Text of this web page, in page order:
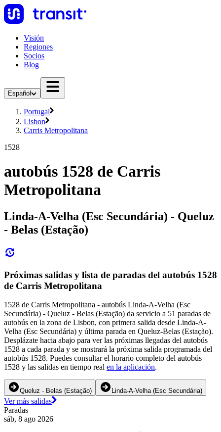
Visión
Regiones
Socios
Blog
Español
Portugal
Lisbon
Carris Metropolitana
1528
autobús 1528 de Carris
Metropolitana
Linda-A-Velha (Esc Secundária) - Queluz
- Belas (Estação)
Próximas salidas y lista de paradas del autobús 1528
de Carris Metropolitana
1528 de Carris Metropolitana - autobús Linda-A-Velha (Esc
Secundária) - Queluz - Belas (Estação) da servicio a 51 paradas de
autobús en la zona de Lisbon, con primera salida desde Linda-A-
Velha (Esc Secundária) y última parada en Queluz-Belas (Estação).
Desplázate hacia abajo para ver las próximas llegadas del autobús
1528 a cada parada y se mostrará la próxima salida programada del
autobús 1528. Puedes consultar el horario completo del autobús
1528 y las salidas en tiempo real en la aplicación.
Queluz - Belas (Estação) Linda-A-Velha (Esc Secundária)
Ver más salidas
Paradas
sáb, 8 ago 2026